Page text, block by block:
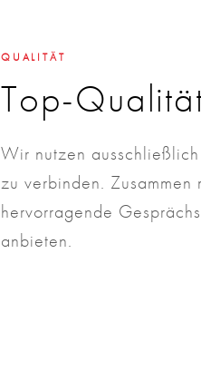
QUALITÄT
Top-
Wir nutzen
zu verbinden.
hervorragende
anbieten.